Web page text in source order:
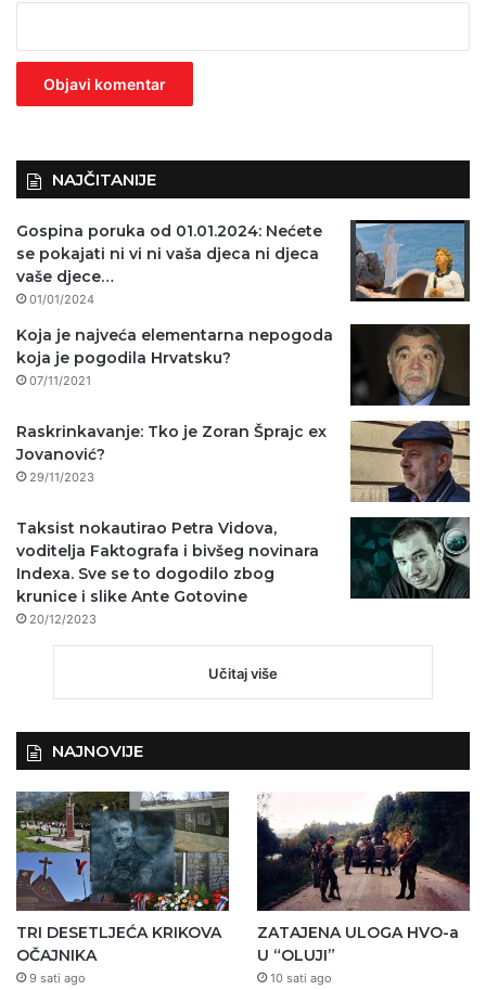
z
NAJČITANIJE
Gospina poruka od 01.01.2024: Nećete
se pokajati ni vi ni vaša djeca ni djeca
vaše djece…
01/01/2024
Koja je najveća elementarna nepogoda
koja je pogodila Hrvatsku?
07/11/2021
Raskrinkavanje: Tko je Zoran Šprajc ex
Jovanović?
29/11/2023
Taksist nokautirao Petra Vidova,
voditelja Faktografa i bivšeg novinara
Indexa. Sve se to dogodilo zbog
krunice i slike Ante Gotovine
20/12/2023
Učitaj više
NAJNOVIJE
TRI DESETLJEĆA KRIKOVA
OČAJNIKA
9 sati ago
ZATAJENA ULOGA HVO-a
U “OLUJI”
10 sati ago